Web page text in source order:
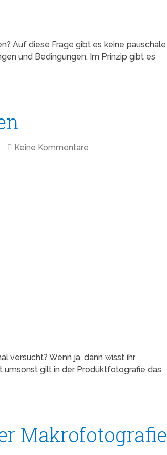
Auf diese Frage gibt es keine pauschale
und Bedingungen. Im Prinzip gibt es
Keine Kommentare
versucht? Wenn ja, dann wisst ihr
umsonst gilt in der Produktfotografie das
Makrofotografie